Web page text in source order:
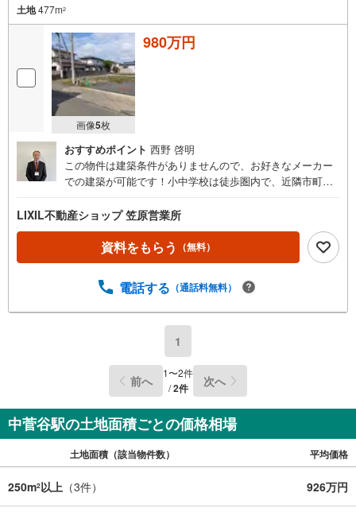
土地477m2
画像5枚
980万円
おすすめポイント 西野 啓明
この物件は建築条件がありませんので、お好きなメーカー
での建築が可能です！小中学校は徒歩圏内で、近隣市町村
LIXIL不動産ショップ 笠原営業所
資料をもらう （無料）
電話する （通話料無料）
1
前へ 1〜2件
/2件 次へ
中菅谷駅の土地面積ごとの価格相場
土地面積（該当物件数） 平均価格
250m2以上 （3件） 926万円